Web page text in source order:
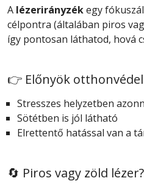
A lézerirányzékegy
célpontra (általában piros
így pontosan láthatod, hová
👉 Előnyök
Stresszes helyzetben
Sötétben is jól látható
Elrettentő hatással van a
🔄 Piros vagy zöld lézer?